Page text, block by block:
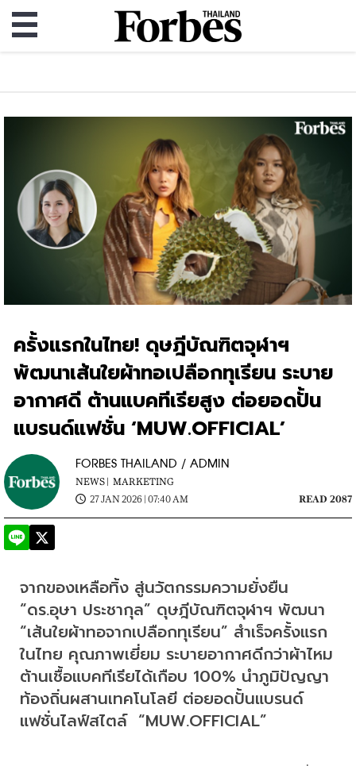
ครั้งแรกในไทย! ดุษฎีบัณฑิตจุฬาฯ
พัฒนาเส้นใยผ้าทอเปลือกทุเรียน ระบาย
อากาศดี ต้านแบคทีเรียสูง ต่อยอดปั้น
แบรนด์แฟชั่น ‘MUW.OFFICIAL’
FORBES THAILAND / ADMIN
NEWS | MARKETING
27 JAN 2026 | 07:40 AM
READ 2087
จากของเหลือทิ้ง สู่นวัตกรรมความยั่งยืน
“ดร.อุษา ประชากุล” ดุษฎีบัณฑิตจุฬาฯ พัฒนา
“เส้นใยผ้าทอจากเปลือกทุเรียน” สำเร็จครั้งแรก
ในไทย คุณภาพเยี่ยม ระบายอากาศดีกว่าผ้าไหม
ต้านเชื้อแบคทีเรียได้เกือบ 100% นำภูมิปัญญา
ท้องถิ่นผสานเทคโนโลยี ต่อยอดปั้นแบรนด์
แฟชั่นไลฟ์สไตล์  “MUW.OFFICIAL”